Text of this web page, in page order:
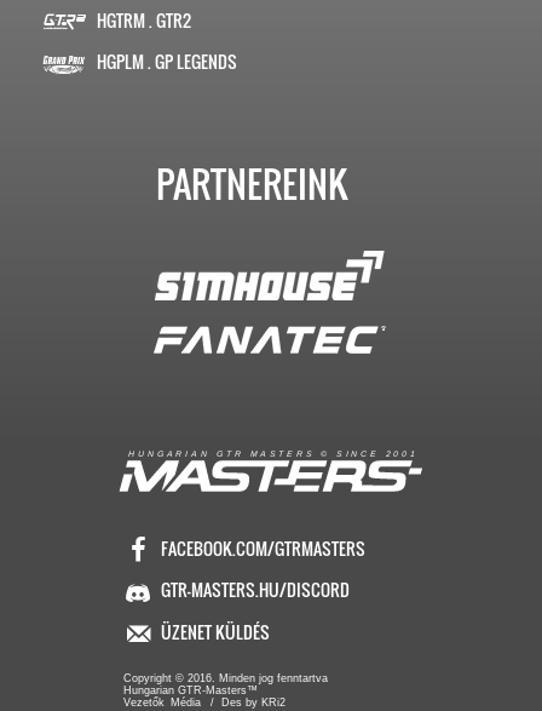
HGTRM . GTR2
HGPLM . GP LEGENDS
PARTNEREINK
H U N G A R I A N G T R M A S T E R S © S I N C E 2 0 0 1
FACEBOOK.COM/GTRMASTERS
GTR-MASTERS.HU/DISCORD
ÜZENET KÜLDÉS
Copyright © 2016. Minden jog fenntartva
Hungarian GTR-Masters™
Vezetők Média / Des by KRi2